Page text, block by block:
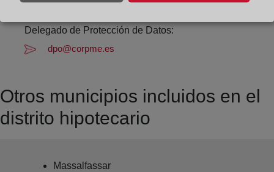
Delegado de Protección de Datos:
dpo@corpme.es
Otros municipios incluidos en el
distrito hipotecario
Massalfassar